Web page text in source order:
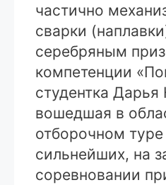
частично
сварки
серебряным
компетенции
студентка Дарья
вошедшая в
отборочном туре
сильнейших, на
соревновании